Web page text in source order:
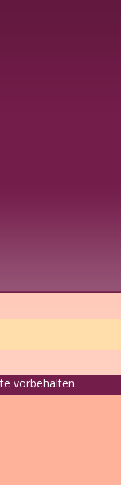
vorbehalten.